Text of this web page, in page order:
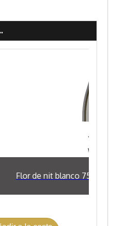
Flor de nit blanco 75 cl